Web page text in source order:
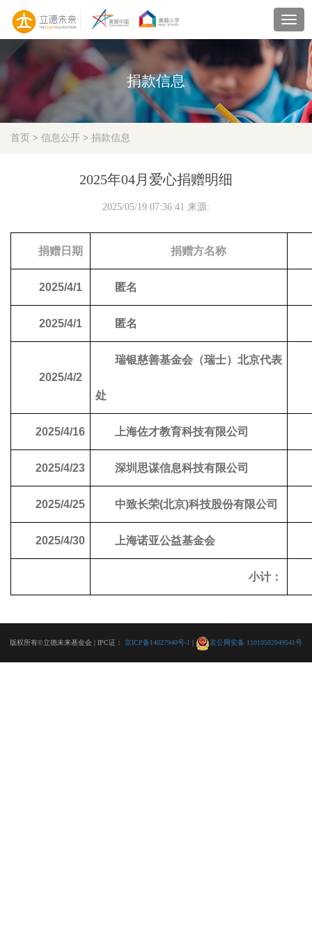
捐款信息
首页 > 信息公开 > 捐款信息
2025年04月爱心捐赠明细
2025/05/19 07:36:41 来源:
捐赠日期 捐赠方名称
2025/4/1 匿名
2025/4/1 匿名
2025/4/2
瑞银慈善基金会（瑞士）北京代表
处
2025/4/16 上海佐才教育科技有限公司
2025/4/23 深圳思谋信息科技有限公司
2025/4/25 中致长荣(北京)科技股份有限公司
2025/4/30 上海诺亚公益基金会
小计：
版权所有©立德未来基金会 | IPC证： 京ICP备14027940号-1 京公网安备 11010502049541号